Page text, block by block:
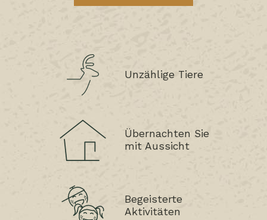
Unzählige Tiere
Übernachten Sie
mit Aussicht
Begeisterte
Aktivitäten